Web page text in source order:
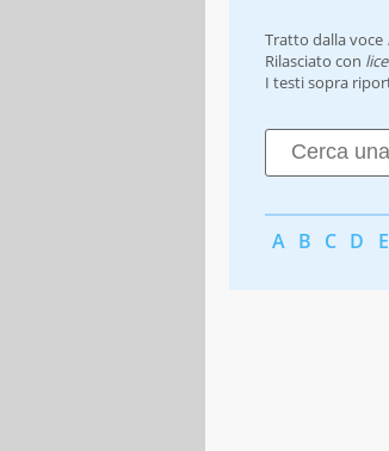
Tratto dalla voce
Rilasciato con
I testi sopra
A B C D E